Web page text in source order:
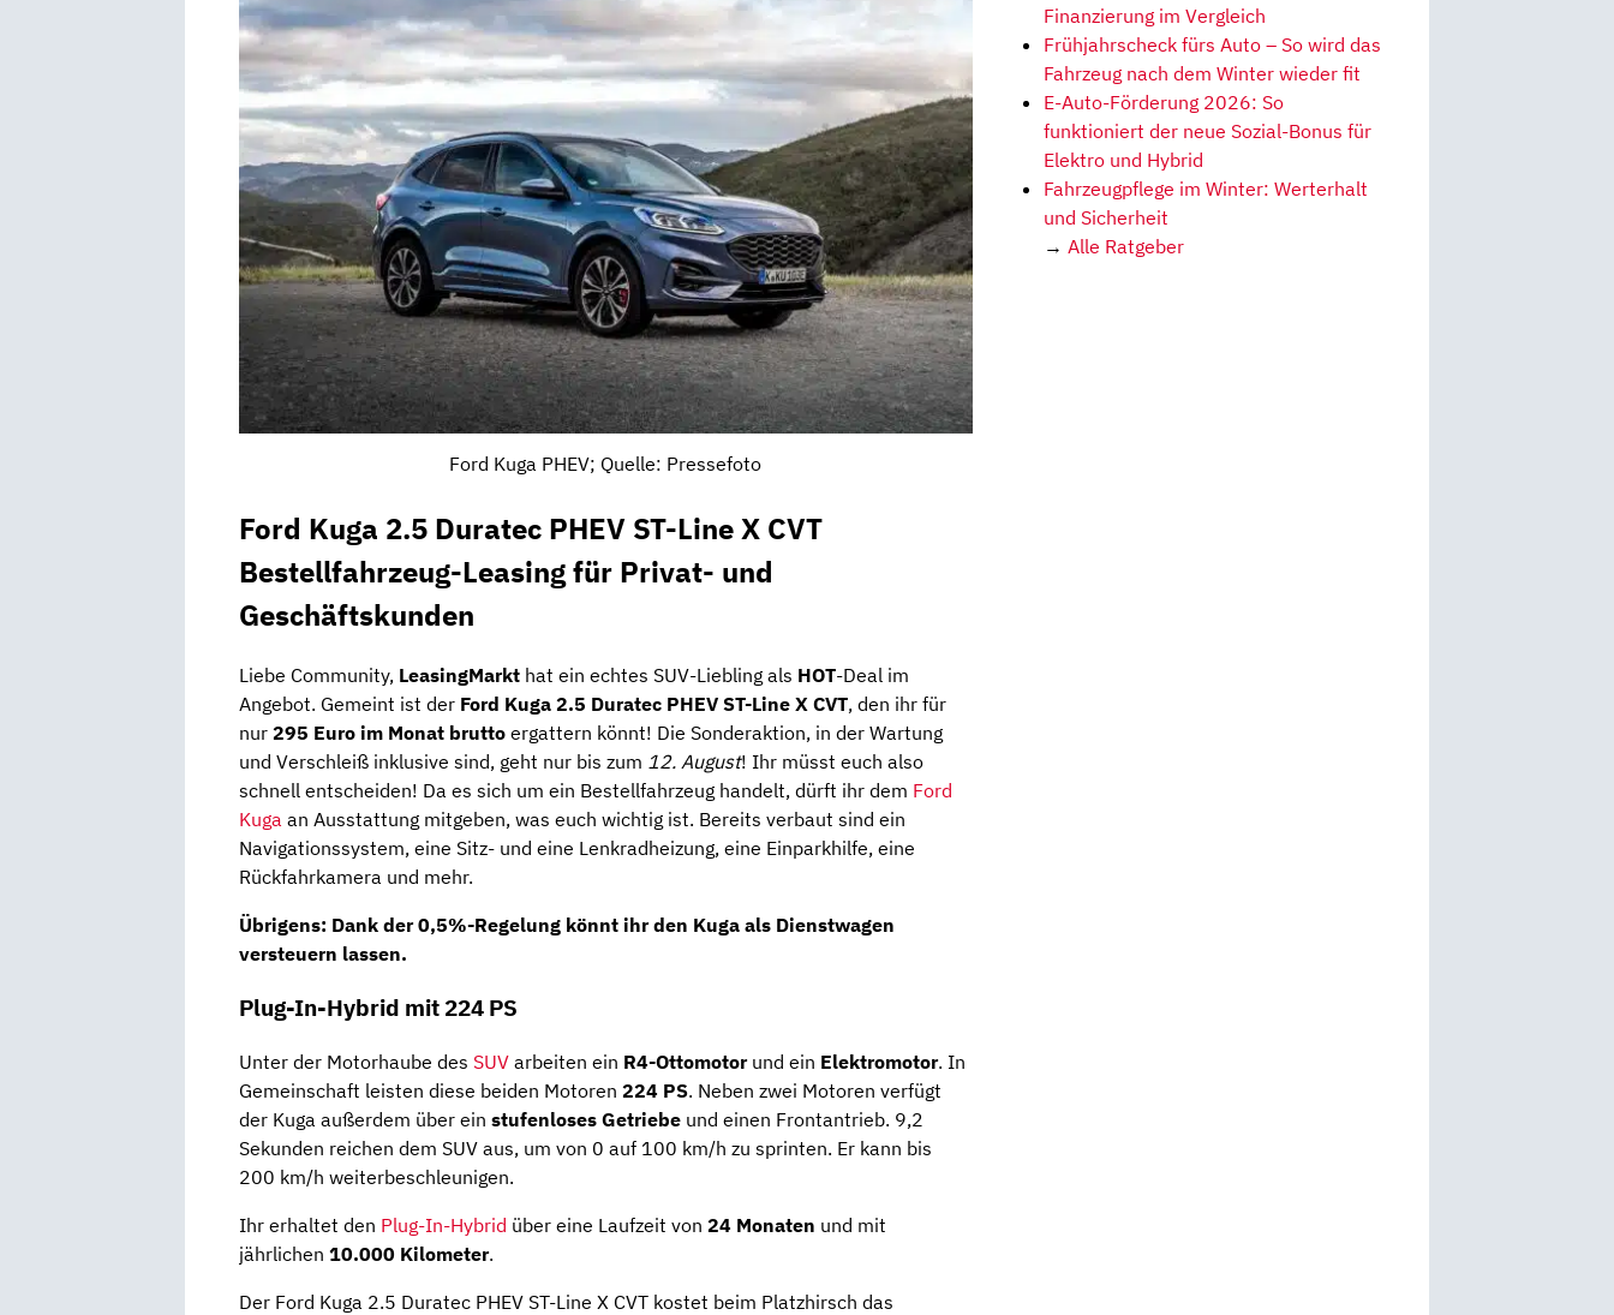
Ford Kuga PHEV; Quelle: Pressefoto
Ford Kuga 2.5 Duratec PHEV ST-Line X CVT
Bestellfahrzeug-Leasing für Privat- und
Geschäftskunden
Liebe Community, LeasingMarkt hat ein echtes SUV-Liebling als HOT-Deal im
Angebot. Gemeint ist der Ford Kuga 2.5 Duratec PHEV ST-Line X CVT, den ihr für
nur 295 Euro im Monat brutto ergattern könnt! Die Sonderaktion, in der Wartung
und Verschleiß inklusive sind, geht nur bis zum 12. August! Ihr müsst euch also
schnell entscheiden! Da es sich um ein Bestellfahrzeug handelt, dürft ihr dem Ford
Kuga an Ausstattung mitgeben, was euch wichtig ist. Bereits verbaut sind ein
Navigationssystem, eine Sitz- und eine Lenkradheizung, eine Einparkhilfe, eine
Rückfahrkamera und mehr.
Übrigens: Dank der0,5%-Regelung könnt ihr den Kuga als Dienstwagen
versteuern lassen.
Plug-In-Hybrid mit 224 PS
Unter der Motorhaube des SUV arbeiten ein R4-Ottomotorund ein Elektromotor. In
Gemeinschaft leisten diese beiden Motoren 224 PS. Neben zwei Motoren verfügt
der Kuga außerdem über ein stufenloses Getriebe und einen Frontantrieb. 9,2
Sekunden reichen dem SUV aus, um von 0 auf 100 km/h zu sprinten. Er kann bis
200 km/h weiterbeschleunigen.
Ihr erhaltet den Plug-In-Hybrid über eine Laufzeit von 24 Monaten und mit
jährlichen 10.000 Kilometer.
Der Ford Kuga 2.5 Duratec PHEV ST-Line X CVT kostet beim Platzhirsch das
Finanzierung im Vergleich
Frühjahrscheck fürs Auto – So wird das
Fahrzeug nach dem Winter wieder fit
E-Auto-Förderung 2026: So
funktioniert der neue Sozial-Bonus für
Elektro und Hybrid
Fahrzeugpflege im Winter: Werterhalt
und Sicherheit
→ Alle Ratgeber